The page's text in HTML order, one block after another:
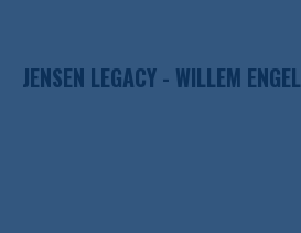
JENSEN LEGACY - WILLEM ENGEL